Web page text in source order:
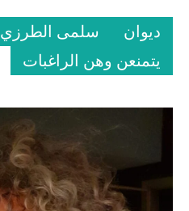
ديوان
سلمى الطرزي
يتمنعن وهن الراغبات